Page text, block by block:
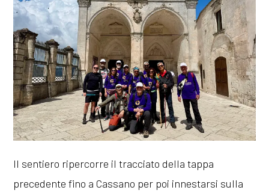
Il sentiero ripercorre il tracciato della tappa
precedente fino a Cassano per poi innestarsi sulla